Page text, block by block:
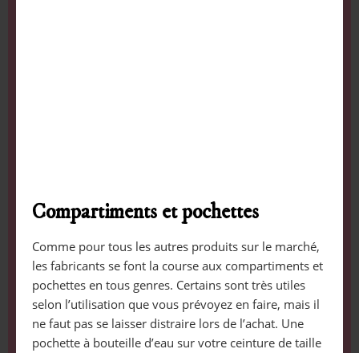
Compartiments et pochettes
Comme pour tous les autres produits sur le marché,
les fabricants se font la course aux compartiments et
pochettes en tous genres. Certains sont très utiles
selon l’utilisation que vous prévoyez en faire, mais il
ne faut pas se laisser distraire lors de l’achat. Une
pochette à bouteille d’eau sur votre ceinture de taille